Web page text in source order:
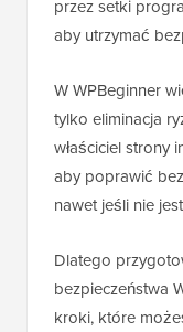
przez setki
aby utrzymać
W WPBeginner
tylko eliminacja
właściciel strony
aby poprawić
nawet jeśli nie
Dlatego
bezpieczeństwa
kroki, które